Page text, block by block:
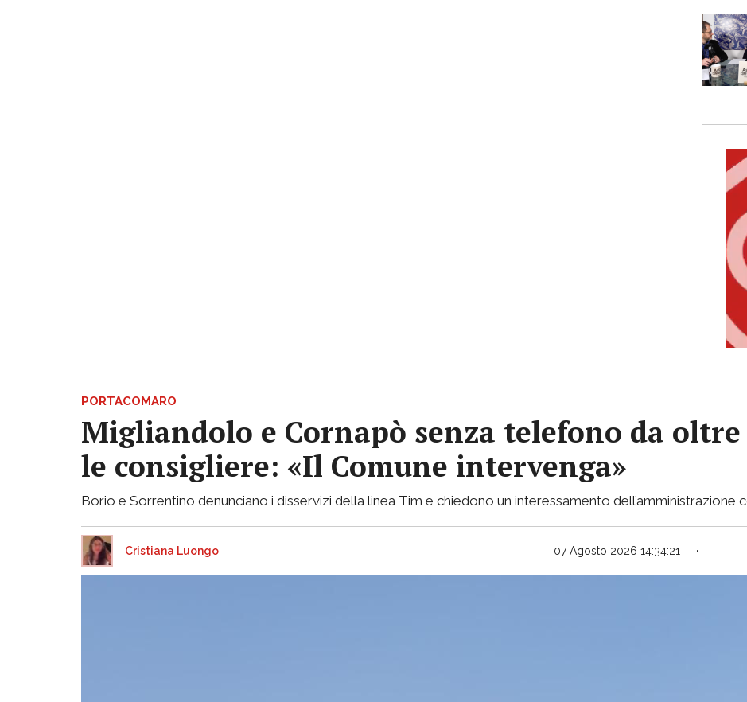
PORTACOMARO
Migliandolo e Cornapò senza telefono da
le consigliere: «Il Comune intervenga»
Borio e Sorrentino denunciano i disservizi della linea Tim e chiedono un interessamento dell’amministrazione
Cristiana Luongo 07 Agosto 2026 14:34:21